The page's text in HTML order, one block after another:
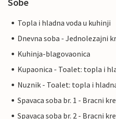
Topla i hladna voda u kuhinji
Dnevna soba - Jednolezajni
Kuhinja-blagovaonica
Kupaonica - Toalet: topla i
Nuznik - Toalet: topla i
Spavaca soba br. 1 - Bracni
Spavaca soba br. 2 - Bracni